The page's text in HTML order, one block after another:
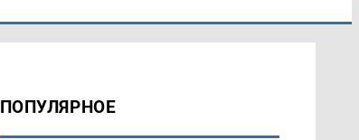
ПОПУЛЯРНОЕ